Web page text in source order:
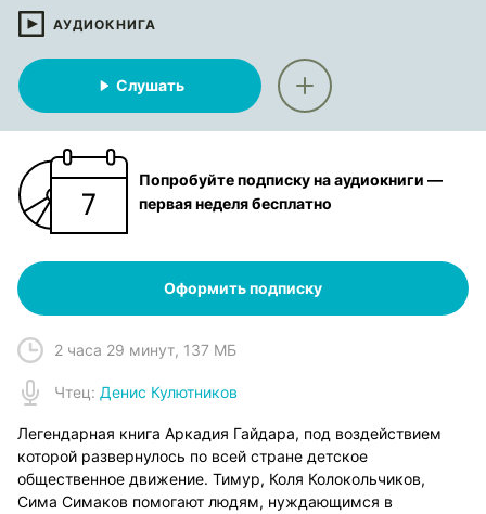
АУДИОКНИГА
Слушать
Попробуйте подписку на аудиокниги —
первая неделя бесплатно
Оформить подписку
2 часа 29 минут, 137 МБ
Чтец: Денис Кулютников
Легендарная книга Аркадия Гайдара, под воздействием
которой развернулось по всей стране детское
общественное движение. Тимур, Коля Колокольчиков,
Сима Симаков помогают людям, нуждающимся в